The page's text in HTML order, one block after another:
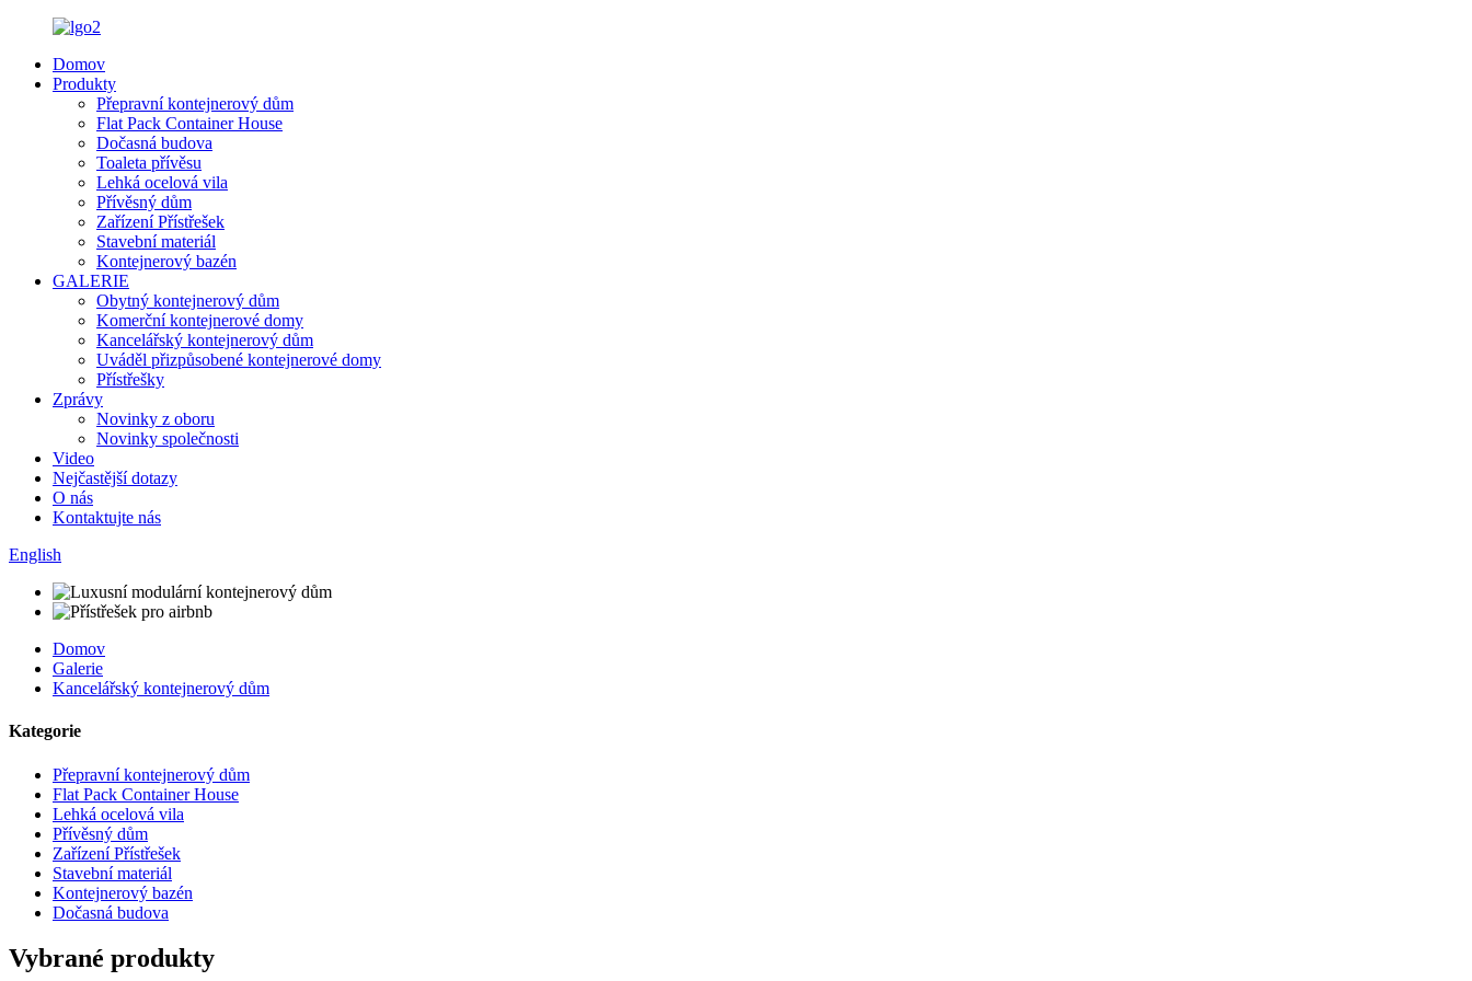
Domov
Produkty
Přepravní kontejnerový dům
Flat Pack Container House
Dočasná budova
Toaleta přívěsu
Lehká ocelová vila
Přívěsný dům
Zařízení Přístřešek
Stavební materiál
Kontejnerový bazén
GALERIE
Obytný kontejnerový dům
Komerční kontejnerové domy
Kancelářský kontejnerový dům
Uváděl přizpůsobené kontejnerové domy
Přístřešky
Zprávy
Novinky z oboru
Novinky společnosti
Video
Nejčastější dotazy
O nás
Kontaktujte nás
English
Domov
Galerie
Kancelářský kontejnerový dům
Kategorie
Přepravní kontejnerový dům
Flat Pack Container House
Lehká ocelová vila
Přívěsný dům
Zařízení Přístřešek
Stavební materiál
Kontejnerový bazén
Dočasná budova
Vybrané produkty